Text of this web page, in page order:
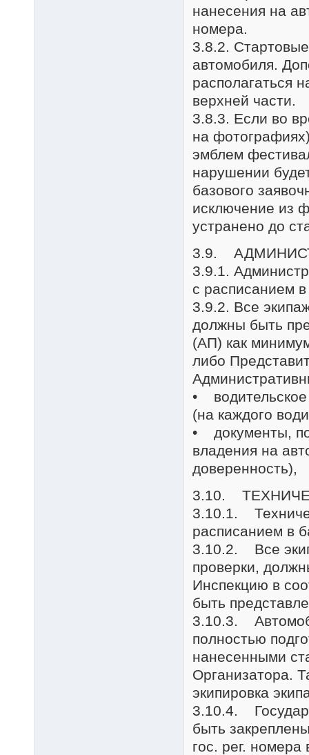
нанесения на
номера.
3.8.2.
автомобиля.
располагаться
верхней части.
3.8.3. Если во
на
эмблем
нарушении
базового
исключение из
устранено до
3.9.
3.9.1.
с расписанием
3.9.2. Все
должны быть
(АП) как
либо
• водительское
(на каждого
• документы,
владения на
доверенность),
3.10.
3.10.1.
расписанием в
3.10.2. Все
проверки,
Инспекцию в
быть
3.10.3.
полностью
нанесенными
Организатора.
экипировка
3.10.4.
быть
гос. рег.